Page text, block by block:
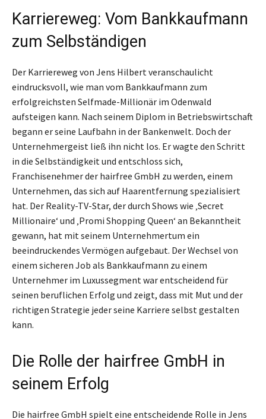
Karriereweg: Vom Bankkaufmann
zum Selbständigen
Der Karriereweg von Jens Hilbert veranschaulicht
eindrucksvoll, wie man vom Bankkaufmann zum
erfolgreichsten Selfmade-Millionär im Odenwald
aufsteigen kann. Nach seinem Diplom in Betriebswirtschaft
begann er seine Laufbahn in der Bankenwelt. Doch der
Unternehmergeist ließ ihn nicht los. Er wagte den Schritt
in die Selbständigkeit und entschloss sich,
Franchisenehmer der hairfree GmbH zu werden, einem
Unternehmen, das sich auf Haarentfernung spezialisiert
hat. Der Reality-TV-Star, der durch Shows wie ‚Secret
Millionaire‘ und ‚Promi Shopping Queen‘ an Bekanntheit
gewann, hat mit seinem Unternehmertum ein
beeindruckendes Vermögen aufgebaut. Der Wechsel von
einem sicheren Job als Bankkaufmann zu einem
Unternehmer im Luxussegment war entscheidend für
seinen beruflichen Erfolg und zeigt, dass mit Mut und der
richtigen Strategie jeder seine Karriere selbst gestalten
kann.
Die Rolle der hairfree GmbH in
seinem Erfolg
Die hairfree GmbH spielt eine entscheidende Rolle in Jens